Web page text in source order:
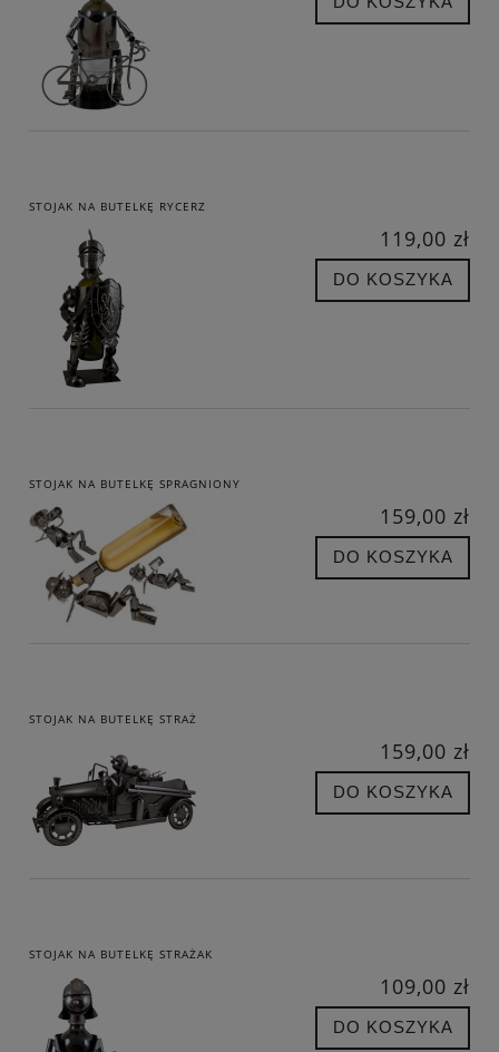
STOJAK NA BUTELKĘ RYCERZ
119,00 zł
DO KOSZYKA
STOJAK NA BUTELKĘ SPRAGNIONY
159,00 zł
DO KOSZYKA
STOJAK NA BUTELKĘ STRAŻ
159,00 zł
DO KOSZYKA
STOJAK NA BUTELKĘ STRAŻAK
109,00 zł
DO KOSZYKA